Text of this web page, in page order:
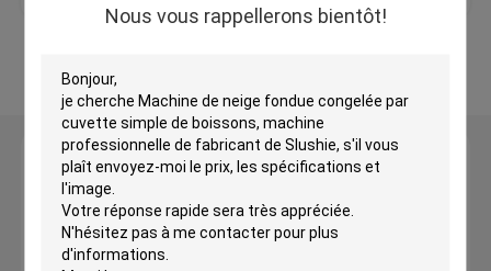
Nous vous rappellerons bientôt!
Machine de crème glacée de yaourt
machine molle de yogourt glacé de service
Crème glacée faisant la machine
Laisser un message